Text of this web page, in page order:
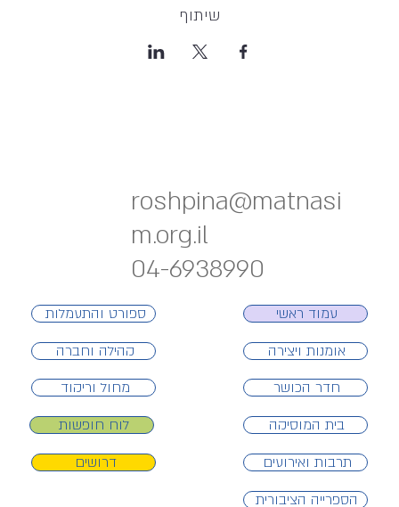
שיתוף
roshpina@matnasi
m.org.il
04-6938990
תרבות ואירועים
חדר הכושר
דרושים
מחול וריקוד
הספרייה הציבורית
לוח חופשות
ספורט והתעמלות
קהילה וחברה
עמוד ראשי
אומנות ויצירה
בית המוסיקה